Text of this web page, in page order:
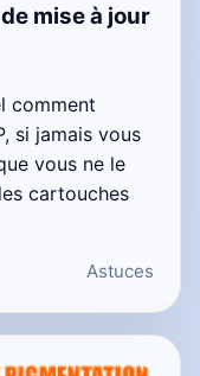
mise à jour
comment
si jamais vous
vous ne le
cartouches
Astuces